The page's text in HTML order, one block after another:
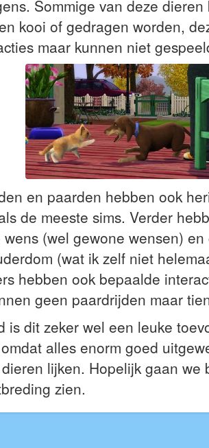
Sommige van deze
kooi of gedragen worden,
maar kunnen niet
en paarden hebben ook
de meeste sims. Verder
(wel gewone wensen)
(wat ik zelf niet
hebben ook bepaalde
geen paardrijden maar
is dit zeker wel een leuke
alles enorm goed
lijken. Hopelijk gaan we
zien.